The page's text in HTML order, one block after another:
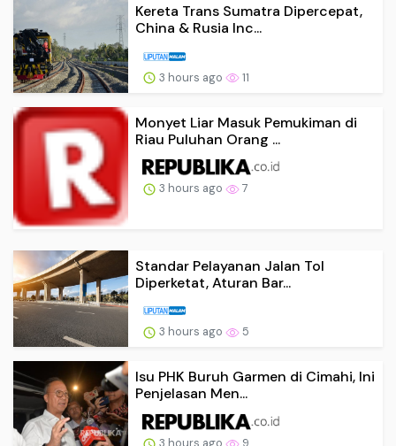
Kereta Trans Sumatra Dipercepat,
China & Rusia Inc...
3 hours ago 11
Monyet Liar Masuk Pemukiman di
Riau Puluhan Orang ...
3 hours ago 7
Standar Pelayanan Jalan Tol
Diperketat, Aturan Bar...
3 hours ago 5
Isu PHK Buruh Garmen di Cimahi, Ini
Penjelasan Men...